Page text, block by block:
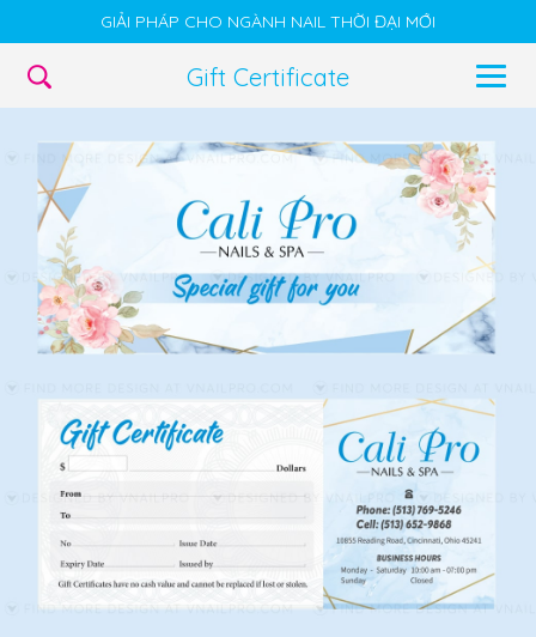
GIẢI PHÁP CHO NGÀNH NAIL THỜI ĐẠI MỚI
Gift Certificate